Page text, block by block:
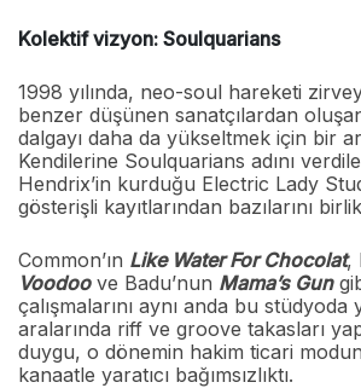
Kolektif vizyon: Soulquarians
1998 yılında, neo-soul hareketi
benzer düşünen sanatçılardan
dalgayı daha da yükseltmek için bir
Kendilerine Soulquarians adını
Hendrix’in kurduğu Electric Lady
gösterişli kayıtlarından bazılarını
Common’ın Like Water For Chocolat,
Voodoove Badu’nun Mama’s Gun
çalışmalarını aynı anda bu stüdyoda
aralarında riff ve groove takasları
duygu, o dönemin hakim ticari
kanaatle yaratıcı bağımsızlıktı.